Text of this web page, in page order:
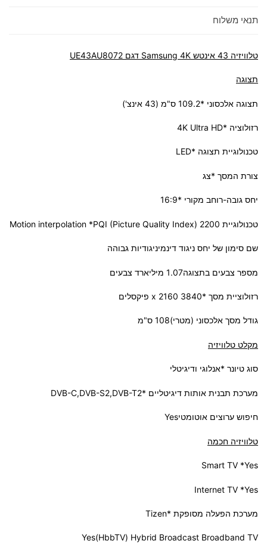
תנאי משלוח
טלוויזיה 43 אינטש Samsung 4K דגם UE43AU8072
תצוגה
תצוגה אלכסוני *109.2 ס"מ (43 אינצ')
רזולוציה *4K Ultra HD
טכנולוגיית תצוגה *LED
צורת המסך *צג
יחס גובה-רוחב מקורי *16:9
טכנולוגיית Motion interpolation *PQI (Picture Quality Index) 2200
שם סימון של יחס ניגוד דינמיניגודיות גבוהה
מספר צבעים בתצוגה1.07 מיליארד צבעים
רזולוציית מסך *3840 x 2160 פיקסלים
גודל מסך אלכסוני (מטרי)108 ס"מ
מקלט טלוויזיה
סוג טיונר *אנלוגי ודיגיטלי
מערכת תבנית אותות דיגיטליים *DVB-C,DVB-S2,DVB-T2
חיפוש ערוצים אוטומטיYes
טלוויזיה חכמה
Smart TV *Yes
Internet TV *Yes
מערכת הפעלה מסופקת *Tizen
Hybrid Broadcast Broadband TV ‏(HbbTV)Yes